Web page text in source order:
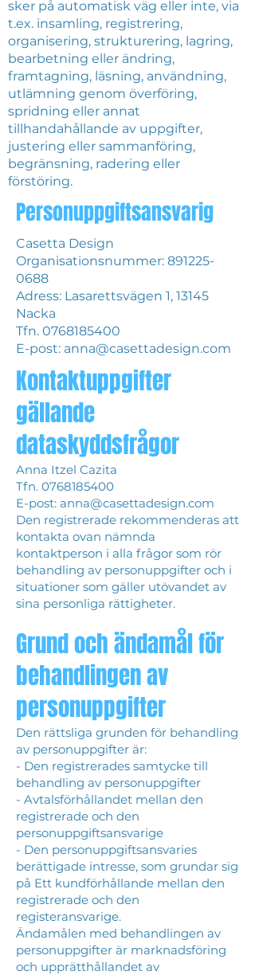
sker på automatisk väg eller inte, via
t.ex. insamling, registrering,
organisering, strukturering, lagring,
bearbetning eller ändring,
framtagning, läsning, användning,
utlämning genom överföring,
spridning eller annat
tillhandahållande av uppgifter,
justering eller sammanföring,
begränsning, radering eller
förstöring.
Personuppgiftsansvarig
Casetta Design
Organisationsnummer: 891225-
0688
Adress: Lasarettsvägen 1, 13145
Nacka
Tfn. 0768185400
E-post: anna@casettadesign.com
Kontaktuppgifter
gällande
dataskyddsfrågor
Anna Itzel Cazita
Tfn. 0768185400
E-post: anna@casettadesign.com
Den registrerade rekommenderas att
kontakta ovan nämnda
kontaktperson i alla frågor som rör
behandling av personuppgifter och i
situationer som gäller utövandet av
sina personliga rättigheter.
Grund och ändamål för
behandlingen av
personuppgifter
Den rättsliga grunden för behandling
av personuppgifter är:
- Den registrerades samtycke till
behandling av personuppgifter
- Avtalsförhållandet mellan den
registrerade och den
personuppgiftsansvarige
- Den personuppgiftsansvaries
berättigade intresse, som grundar sig
på Ett kundförhållande mellan den
registrerade och den
registeransvarige.
Ändamålen med behandlingen av
personuppgifter är marknadsföring
och upprätthållandet av